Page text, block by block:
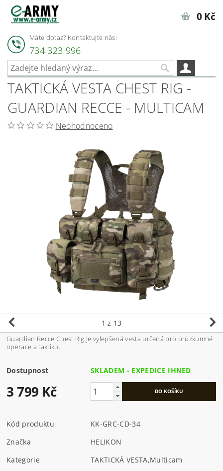
Máte dotaz? Kontaktujte nás:
734 323 996
0 Kč
TAKTICKÁ VESTA CHEST RIG -
GUARDIAN RECCE - MULTICAM
Neohodnoceno
1 z 13
Guardian Recce Chest Rig je vylepšená vesta určená pro průzkumné
operace a taktiku.
Dostupnost SKLADEM - EXPEDICE IHNED
3 799 Kč
Kód produktu
KK-GRC-CD-34
Značka
HELIKON
Kategorie
TAKTICKÁ VESTA,Multicam